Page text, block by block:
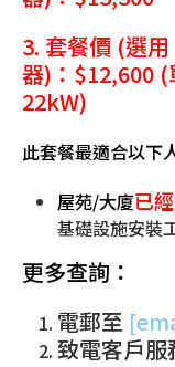
3. 套餐價 (選
器)：$12,600
22kW)
此套餐最適合以下
屋苑/大廈已
基礎設施安裝
更多查詢：
電郵至
致電客戶服